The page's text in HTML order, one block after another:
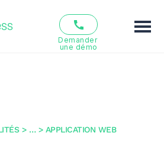
Demander
une démo
> …> APPLICATION WEB